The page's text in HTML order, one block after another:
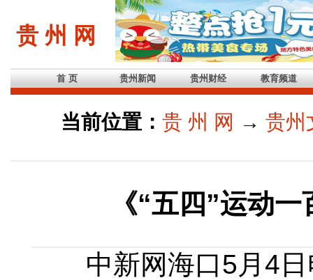
贵 州 网
首 页 贵州新闻 贵州财经 教育频道
当前位置： 贵 州 网 → 贵州
《“五四”运动
中新网海口5月4日